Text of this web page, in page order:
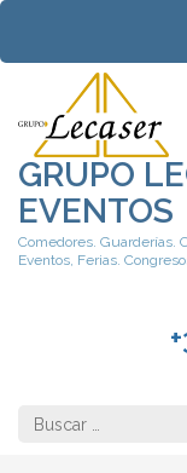
Saltar
contenido
(presiona
tecla
Intro)
GRUPO
EVENTOS
Comedores. Guarderías.
Eventos, Ferias.